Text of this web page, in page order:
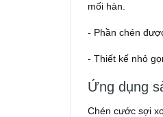
mối hàn.
- Phần chén
- Thiết kế nhỏ
Ứng dụng
Chén cước sợi